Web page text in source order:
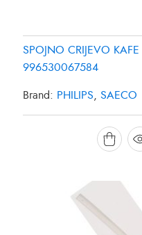
SPOJNO CRIJEVO
996530067584
Brand: PHILIPS SAECO